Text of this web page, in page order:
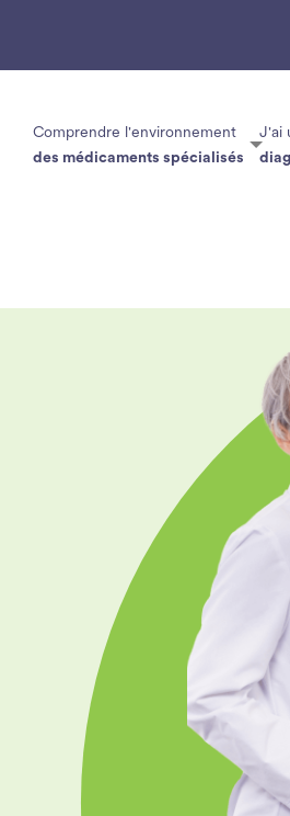
Comprendre l'environnement
des médicaments spécialisés
J'ai